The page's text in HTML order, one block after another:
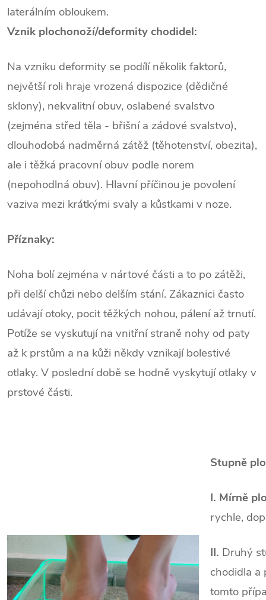
laterálním obloukem.
Vznik plochonoží/deformity chodidel:
Na vzniku deformity se podílí několik faktorů,
největší roli hraje vrozená dispozice (dědičné
sklony), nekvalitní obuv, oslabené svalstvo
(zejména střed těla - břišní a zádové svalstvo),
dlouhodobá nadměrná zátěž (těhotenství, obezita),
ale i těžká pracovní obuv podle norem
(nepohodlná obuv). Hlavní příčinou je povolení
vaziva mezi krátkými svaly a kůstkami v noze.
Příznaky:
Noha bolí zejména v nártové části a to po zátěži,
při delší chůzi nebo delším stání. Zákaznici často
udávají otoky, pocit těžkých nohou, pálení až trnutí.
Potíže se vyskutují na vnitřní straně nohy od paty
až k prstům a na kůži někdy vznikají bolestivé
otlaky. V poslední době se hodně vyskytují otlaky v
prstové části.
Stupně
I. Mírně
rychle,
II. Druhý
chodidla a
tomto